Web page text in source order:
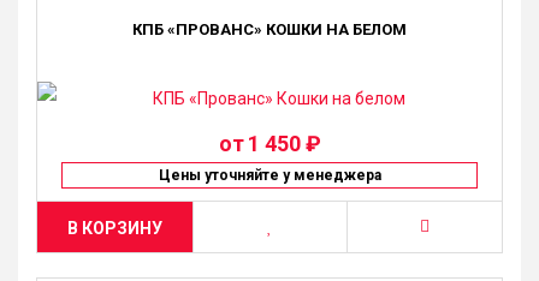
КПБ «ПРОВАНС» КОШКИ НА БЕЛОМ
от 1 450 ₽
Цены уточняйте у менеджера
В КОРЗИНУ